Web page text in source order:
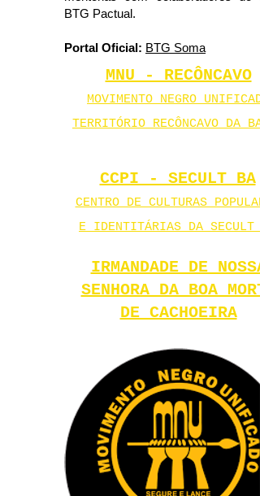
BTG Pactual.
Portal Oficial: BTG Soma
MNU - RECÔNCAVO
MOVIMENTO NEGRO
TERRITÓRIO RECÔNCAVO DA
CCPI - SECULT BA
CENTRO DE CULTURAS
E IDENTITÁRIAS DA SECULT
IRMANDADE DE NOSSA
SENHORA DA BOA
DE CACHOEIRA